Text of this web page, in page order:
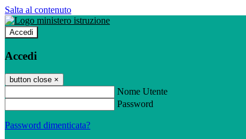
Salta al contenuto
Accedi
Accedi
button close ×
Nome Utente
Password
Password dimenticata?